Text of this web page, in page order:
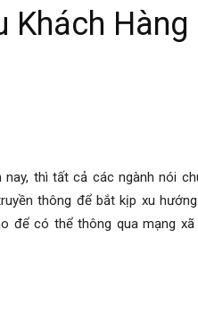
Khách Hàng
thì tất cả các ngành nói
thông để bắt kịp xu
để có thể thông qua mạng